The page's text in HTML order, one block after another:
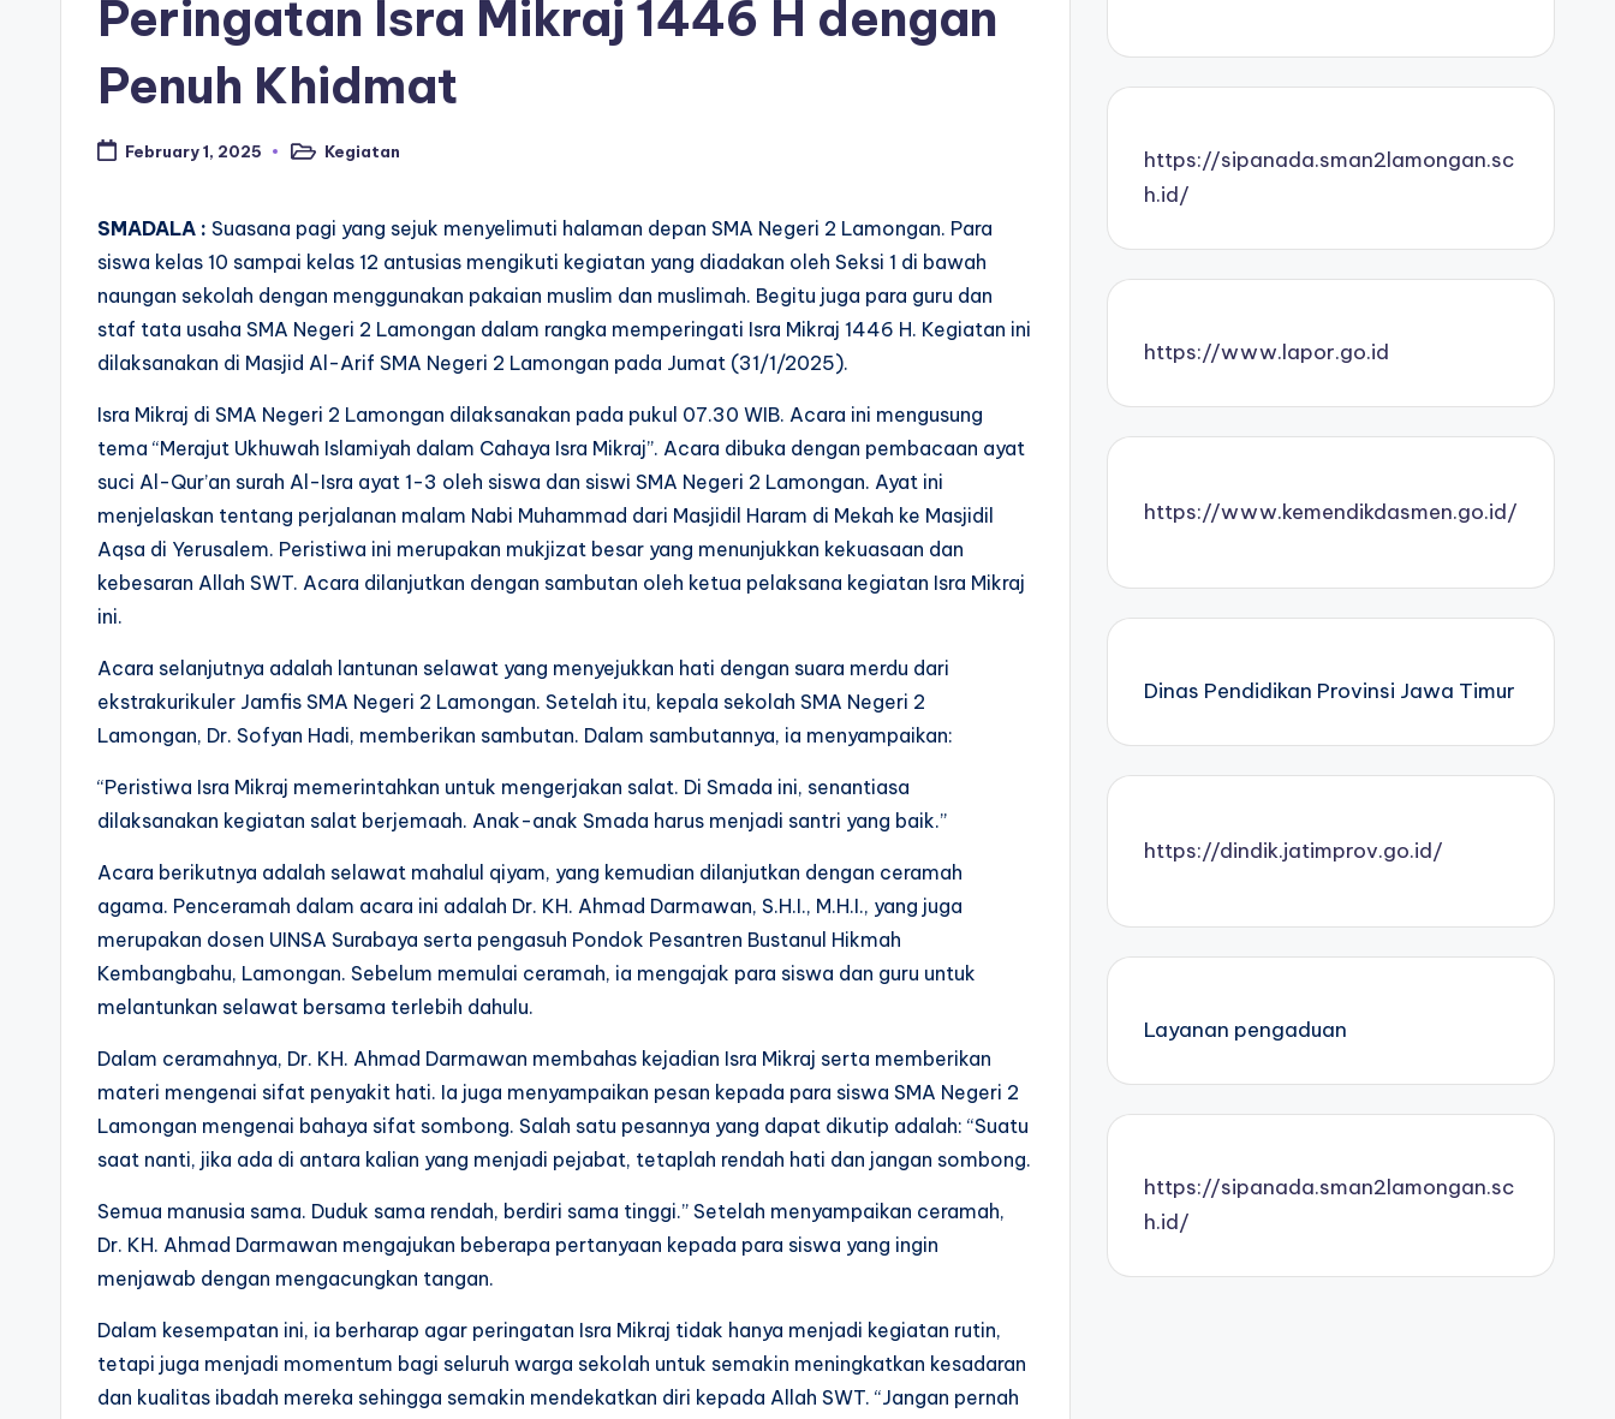
Peringatan Isra Mikraj 1446 H dengan
Penuh Khidmat
February 1, 2025
PostedKegiatan
SMADALA : Suasana pagi yang sejuk menyelimuti halaman depan SMA Negeri 2 Lamongan. Para
siswa kelas 10 sampai kelas 12 antusias mengikuti kegiatan yang diadakan oleh Seksi 1 di bawah
naungan sekolah dengan menggunakan pakaian muslim dan muslimah. Begitu juga para guru dan
staf tata usaha SMA Negeri 2 Lamongan dalam rangka memperingati Isra Mikraj 1446 H. Kegiatan ini
dilaksanakan di Masjid Al-Arif SMA Negeri 2 Lamongan pada Jumat (31/1/2025).
Isra Mikraj di SMA Negeri 2 Lamongan dilaksanakan pada pukul 07.30 WIB. Acara ini mengusung
tema “Merajut Ukhuwah Islamiyah dalam Cahaya Isra Mikraj”. Acara dibuka dengan pembacaan ayat
suci Al-Qur’an surah Al-Isra ayat 1-3 oleh siswa dan siswi SMA Negeri 2 Lamongan. Ayat ini
menjelaskan tentang perjalanan malam Nabi Muhammad dari Masjidil Haram di Mekah ke Masjidil
Aqsa di Yerusalem. Peristiwa ini merupakan mukjizat besar yang menunjukkan kekuasaan dan
kebesaran Allah SWT. Acara dilanjutkan dengan sambutan oleh ketua pelaksana kegiatan Isra Mikraj
ini.
Acara selanjutnya adalah lantunan selawat yang menyejukkan hati dengan suara merdu dari
ekstrakurikuler Jamfis SMA Negeri 2 Lamongan. Setelah itu, kepala sekolah SMA Negeri 2
Lamongan, Dr. Sofyan Hadi, memberikan sambutan. Dalam sambutannya, ia menyampaikan:
“Peristiwa Isra Mikraj memerintahkan untuk mengerjakan salat. Di Smada ini, senantiasa
dilaksanakan kegiatan salat berjemaah. Anak-anak Smada harus menjadi santri yang baik.”
Acara berikutnya adalah selawat mahalul qiyam, yang kemudian dilanjutkan dengan ceramah
agama. Penceramah dalam acara ini adalah Dr. KH. Ahmad Darmawan, S.H.I., M.H.I., yang juga
merupakan dosen UINSA Surabaya serta pengasuh Pondok Pesantren Bustanul Hikmah
Kembangbahu, Lamongan. Sebelum memulai ceramah, ia mengajak para siswa dan guru untuk
melantunkan selawat bersama terlebih dahulu.
Dalam ceramahnya, Dr. KH. Ahmad Darmawan membahas kejadian Isra Mikraj serta memberikan
materi mengenai sifat penyakit hati. Ia juga menyampaikan pesan kepada para siswa SMA Negeri 2
Lamongan mengenai bahaya sifat sombong. Salah satu pesannya yang dapat dikutip adalah: “Suatu
saat nanti, jika ada di antara kalian yang menjadi pejabat, tetaplah rendah hati dan jangan sombong.
Semua manusia sama. Duduk sama rendah, berdiri sama tinggi.” Setelah menyampaikan ceramah,
Dr. KH. Ahmad Darmawan mengajukan beberapa pertanyaan kepada para siswa yang ingin
menjawab dengan mengacungkan tangan.
Dalam kesempatan ini, ia berharap agar peringatan Isra Mikraj tidak hanya menjadi kegiatan rutin,
tetapi juga menjadi momentum bagi seluruh warga sekolah untuk semakin meningkatkan kesadaran
dan kualitas ibadah mereka sehingga semakin mendekatkan diri kepada Allah SWT. “Jangan pernah
https://sipanada.sman2lamongan.sc
h.id/
https://www.lapor.go.id
https://www.kemendikdasmen.go.id/
Dinas Pendidikan Provinsi Jawa Timur
https://dindik.jatimprov.go.id/
Layanan pengaduan
https://sipanada.sman2lamongan.sc
h.id/